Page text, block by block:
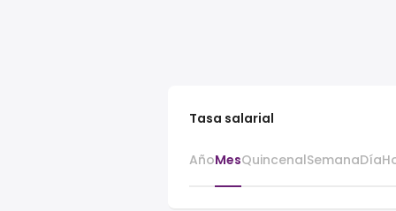
Tasa salarial
AñoMesQuincenalSemanaDía